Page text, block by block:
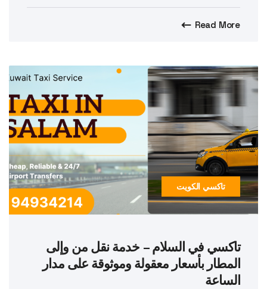
Read More
تاكسي الكويت
تاكسي في السلام – خدمة نقل من وإلى
المطار بأسعار معقولة وموثوقة على مدار
الساعة